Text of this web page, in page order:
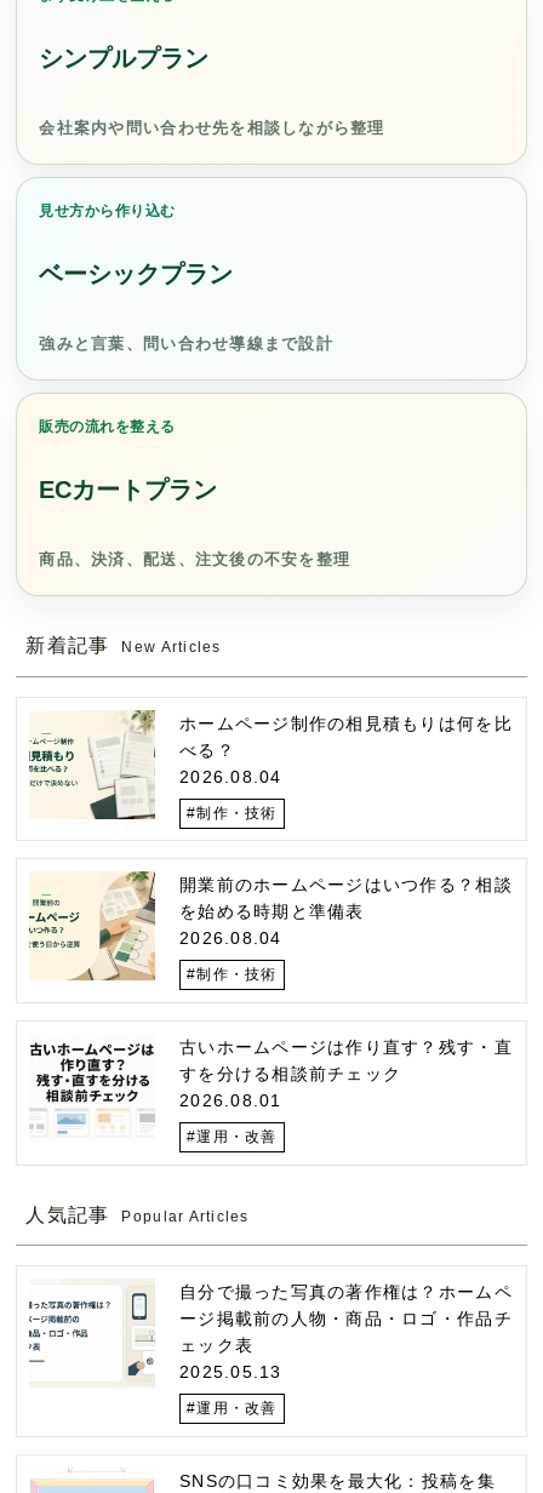
シンプルプラン
会社案内や問い合わせ先を相談しながら整理
見せ方から作り込む
ベーシックプラン
強みと言葉、問い合わせ導線まで設計
販売の流れを整える
ECカートプラン
商品、決済、配送、注文後の不安を整理
新着記事 New Articles
ホームページ制作の相見積もりは何を比
べる？
2026.08.04
#制作・技術
開業前のホームページはいつ作る？相談
を始める時期と準備表
2026.08.04
#制作・技術
古いホームページは作り直す？残す・直
すを分ける相談前チェック
2026.08.01
#運用・改善
人気記事 Popular Articles
自分で撮った写真の著作権は？ホームペ
ージ掲載前の人物・商品・ロゴ・作品チ
ェック表
2025.05.13
#運用・改善
SNSの口コミ効果を最大化：投稿を集